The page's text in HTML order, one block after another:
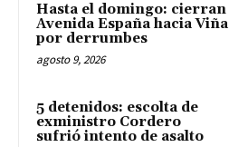
Hasta el domingo: cierran
Avenida España hacia Viña
por derrumbes
agosto 9, 2026
5 detenidos: escolta de
exministro Cordero
sufrió intento de asalto